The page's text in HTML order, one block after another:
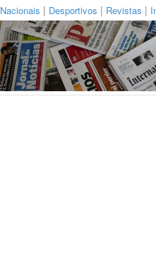
Nacionais | Desportivos | Revistas |